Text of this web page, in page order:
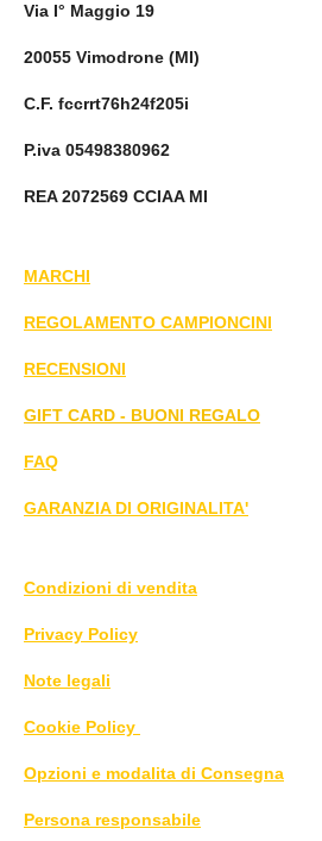
Via I° Maggio 19
20055 Vimodrone (MI)
C.F. fccrrt76h24f205i
P.iva 05498380962
REA 2072569 CCIAA MI
MARCHI
REGOLAMENTO CAMPIONCINI
RECENSIONI
GIFT CARD - BUONI REGALO
FAQ
GARANZIA DI ORIGINALITA'
Condizioni di vendita
Privacy Policy
Note legali
Cookie Policy
Opzioni e modalita di Consegna
Persona responsabile